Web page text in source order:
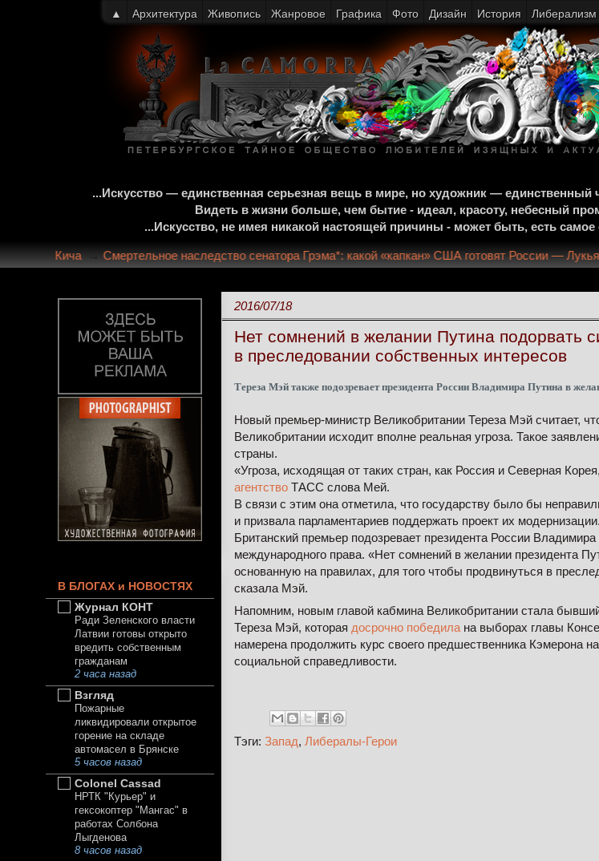
...Искусство — единственная серьезная вещь в мире, но художник —
Видеть в жизни больше, чем бытие - идеал, красоту, небесный
...Искусство, не имея никакой настоящей причины - может быть, есть
| Мария Кича → Смертельное наследство сенатора Грэма*: какой «капкан» США готовят России —
2016/07/18
Нет сомнений в желании Путина подорвать
в преследовании собственных интересов
Тереза Мэй также подозревает президента России Владимира Путина в
Новый премьер-министр Великобритании Тереза Мэй считает,
Великобритании исходит вполне реальная угроза. Такое
страны.
«Угроза, исходящая от таких стран, как Россия и Северная
агентство ТАСС слова Мей.
В связи с этим она отметила, что государству было бы
и призвала парламентариев поддержать проект их модернизации.
Британский премьер подозревает президента России
международного права. «Нет сомнений в желании президента
основанную на правилах, для того чтобы продвинуться в
сказала Мэй.
Напомним, новым главой кабмина Великобритании стала
Тереза Мэй, которая досрочно победила на выборах главы
намерена продолжить курс своего предшественника Кэмерона
социальной справедливости.
Тэги: Запад, Либералы-Герои
В БЛОГАХ и НОВОСТЯХ
Журнал КОНТ
Ради Зеленского власти
Латвии готовы открыто
вредить собственным
гражданам
2 часа назад
Взгляд
Пожарные
ликвидировали открытое
горение на складе
автомасел в Брянске
5 часов назад
Colonel Cassad
НРТК "Курьер" и
гексокоптер "Мангас" в
работах Солбона
Лыгденова
8 часов назад
▲ Архитектура Живопись Жанровое Графика Фото Дизайн История Либерализм